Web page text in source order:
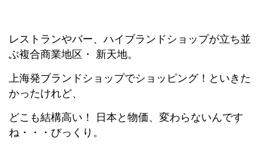
レストランやバー、ハイブランドショップが立ち並
ぶ複合商業地区・ 新天地。
上海発ブランドショップでショッピング！といきた
かったけれど、
どこも結構高い！ 日本と物価、変わらないんです
ね・・・びっくり。